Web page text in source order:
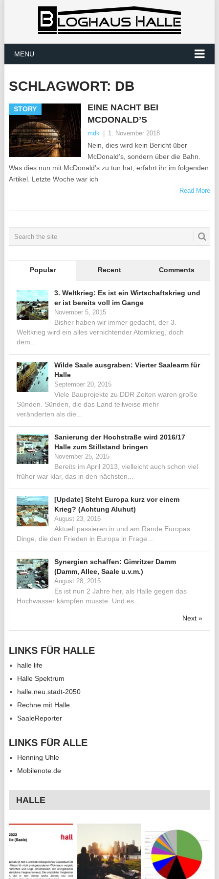
MENU
SCHLAGWORT: DB
STORY
EINE NACHT BEI
MCDONALD’S
mdk 1. November 2018
Nein, dies wird kein Bericht über
McDonald’s, sondern über die Bahn.
Was dies nun mit McDonald’s zu tun hat, erfahrt ihr im folgenden
Artikel. Letzte Woche war ich
Read More
Popular Recent Comments
3. Weltkrieg: Es ist ein Wirtschaftskrieg und
er ist bereits voll im Gange
November 5, 2015
Bisher haben wir immer gedacht, der 3.
Weltkrieg wird ein alles vernichtender Atomkrieg, doch
dem...
Wilde Saale ausgraben: Vierter Saalearm für
Halle
September 20, 2015
Viele Bauprojekte zu DDR Zeiten waren große
Sünden. Sünden, die das Land teilweise mehr
veränderten als die...
Sanierung der Hochstraße wird 2016/17
Halle zum Stillstand bringen
November 25, 2015
Bereits im April 2013, vielleicht auch schon viel
früher war klar, das in den nächsten...
[Update] Steht Europa kurz vor einem
Krieg? (Achtung Aluhut)
August 23, 2016
Aktuell passieren in und am Rande Europas
Dinge, die den Frieden in Europa in Frage...
Synergien schaffen: Gimritzer Damm
(Damm, Allee, Saale u.v.m.)
August 28, 2015
Es ist nun 2 Jahre her, als Halle gegen das
Hochwasser kämpfen musste. Und es...
Next »
LINKS FÜR HALLE
halle life
Halle Spektrum
halle.neu.stadt-2050
Rechne mit Halle
SaaleReporter
LINKS FÜR ALLE
Henning Uhle
Mobilenote.de
HALLE